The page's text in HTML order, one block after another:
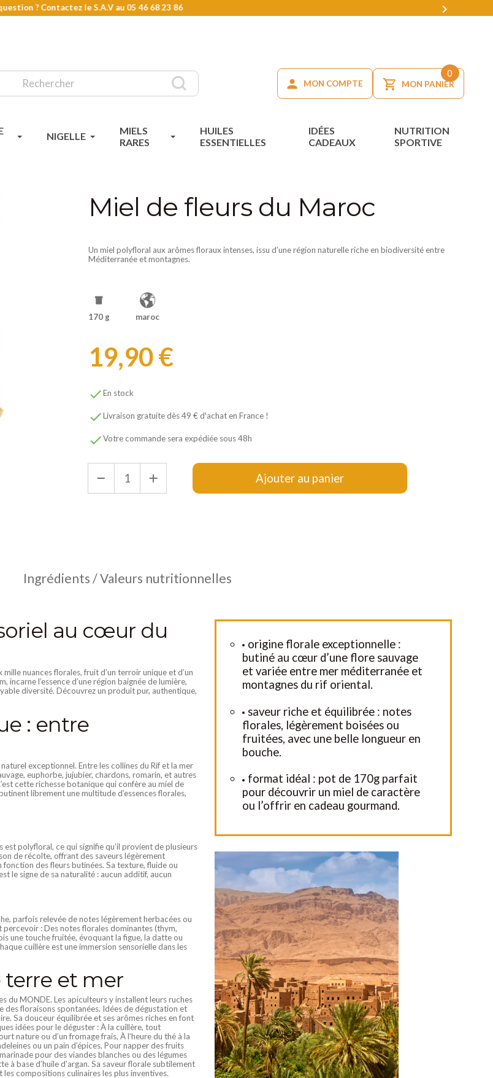

? Contactez le S.A.V au 05 46 68 23 86
MON COMPTE MON PANIER
0
NIGELLE
MIELS
RARES
HUILES
ESSENTIELLES
IDÉES
CADEAUX
NUTRITION
SPORTIVE
Miel de fleurs du Maroc
Un miel polyfloral aux arômes floraux intenses, issu d’une région naturelle riche en biodiversité entre
Méditerranée et montagnes.
170 g maroc
19,90 €
En stock
Livraison gratuite dès 49 € d'achat en France !
Votre commande sera expédiée sous 48h
Ajouter au panier
Ingrédients / Valeurs nutritionnelles
au cœur du
nuances florales, fruit d’un terroir unique et d’un
l’essence d’une région baignée de lumière,
diversité. Découvrez un produit pur, authentique,
: entre
exceptionnel. Entre les collines du Rif et la mer
euphorbe, jujubier, chardons, romarin, et autres
cette richesse botanique qui confère au miel de
librement une multitude d’essences florales,
est polyfloral, ce qui signifie qu’il provient de plusieurs
de récolte, offrant des saveurs légèrement
fonction des fleurs butinées. Sa texture, fluide ou
le signe de sa naturalité : aucun additif, aucun
parfois relevée de notes légèrement herbacées ou
: Des notes florales dominantes (thym,
une touche fruitée, évoquant la figue, la datte ou
cuillère est une immersion sensorielle dans les
terre et mer
du MONDE. Les apiculteurs y installent leurs ruches
des floraisons spontanées. Idées de dégustation et
Sa douceur équilibrée et ses arômes riches en font
idées pour le déguster : À la cuillère, tout
nature ou d’un fromage frais, À l’heure du thé à la
ou un pain d’épices, Pour napper des fruits
pour des viandes blanches ou des légumes
à base d’huile d’argan. Sa saveur florale subtilement
compositions culinaires les plus inventives.
origine florale exceptionnelle :
butiné au cœur d’une flore sauvage
et variée entre mer méditerranée et
montagnes du rif oriental.
saveur riche et équilibrée : notes
florales, légèrement boisées ou
fruitées, avec une belle longueur en
bouche.
format idéal : pot de 170g parfait
pour découvrir un miel de caractère
ou l’offrir en cadeau gourmand.